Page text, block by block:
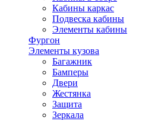
Кабины каркас
Подвеска кабины
Элементы кабины
Фургон
Элементы кузова
Багажник
Бамперы
Двери
Жестянка
Защита
Зеркала